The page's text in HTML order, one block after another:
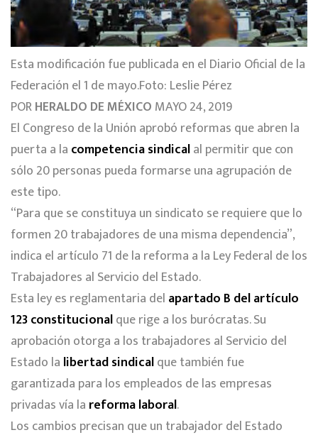
Esta modificación fue publicada en el Diario Oficial de la
Federación el 1 de mayo.Foto: Leslie Pérez
PORHERALDO DE MÉXICO MAYO 24, 2019
El Congreso de la Unión aprobó reformas que abren la
puerta a la competencia sindicalal permitir que con
sólo 20 personas pueda formarse una agrupación de
este tipo.
“Para que se constituya un sindicato se requiere que lo
formen 20 trabajadores de una misma dependencia”,
indica el artículo 71 de la reforma a la Ley Federal de los
Trabajadores al Servicio del Estado.
Esta ley es reglamentaria del apartado B del artículo
123 constitucionalque rige a los burócratas. Su
aprobación otorga a los trabajadores al Servicio del
Estado la libertad sindicalque también fue
garantizada para los empleados de las empresas
privadas vía la reforma laboral.
Los cambios precisan que un trabajador del Estado